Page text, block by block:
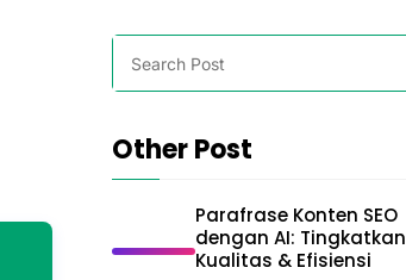
Search
Other Post
Parafrase Konten SEO
dengan AI: Tingkatkan
Kualitas & Efisiensi